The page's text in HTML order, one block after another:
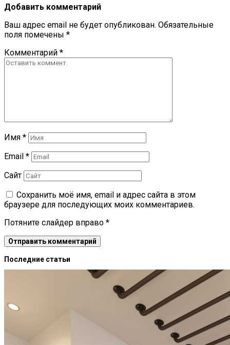
Добавить комментарий
Ваш адрес email не будет опубликован. Обязательные
поля помечены *
Комментарий *
Имя *
Email *
Сайт
Сохранить моё имя, email и адрес сайта в этом
браузере для последующих моих комментариев.
Потяните слайдер вправо *
Последние статьи